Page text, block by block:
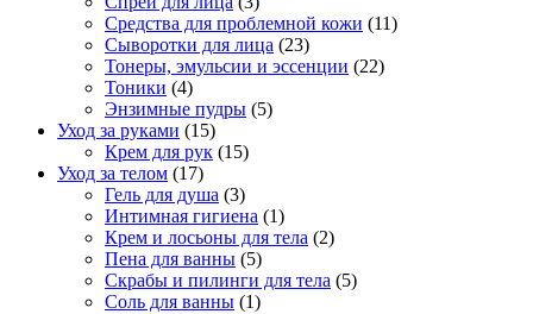
Средства для проблемной кожи (11)
Сыворотки для лица (23)
Тонеры, эмульсии и эссенции (22)
Тоники (4)
Энзимные пудры (5)
Уход за руками (15)
Крем для рук (15)
Уход за телом (17)
Гель для душа (3)
Интимная гигиена (1)
Крем и лосьоны для тела (2)
Пена для ванны (5)
Скрабы и пилинги для тела (5)
Соль для ванны (1)